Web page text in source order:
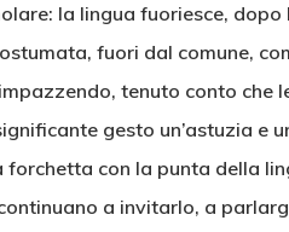
la lingua fuoriesce, dopo
fuori dal comune,
tenuto conto che
gesto un’astuzia e
forchetta con la punta della
a invitarlo, a